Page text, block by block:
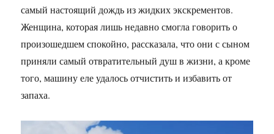
самый настоящий дождь из жидких экскрементов.
Женщина, которая лишь недавно смогла говорить о
произошедшем спокойно, рассказала, что они с сыном
приняли самый отвратительный душ в жизни, а кроме
того, машину еле удалось отчистить и избавить от
запаха.